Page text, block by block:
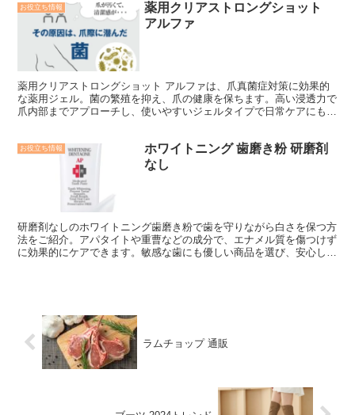
お役立ち情報
薬用クリアストロングショット
アルファ
薬用クリアストロングショット アルファは、爪真菌症対策に効果的
な薬用ジェル。菌の繁殖を抑え、爪の健康を保ちます。高い浸透力で
爪内部までアプローチし、使いやすいジェルタイプで日常ケアにも最
お役立ち情報
ホワイトニング 歯磨き粉 研磨剤
なし
研磨剤なしのホワイトニング歯磨き粉で歯を守りながら白さを保つ方
法をご紹介。アパタイトや重曹などの成分で、エナメル質を傷つけず
に効果的にケアできます。敏感な歯にも優しい商品を選び、安心して
ラムチョップ 通販